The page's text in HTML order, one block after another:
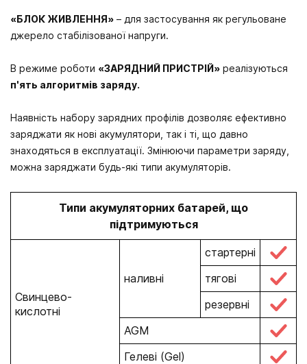
«БЛОК ЖИВЛЕННЯ» – для застосування як регульоване
джерело стабілізованої напруги.
В режиме роботи «ЗАРЯДНИЙ ПРИСТРІЙ» реалізуються
п'ять алгоритмів заряду.
Наявність набору зарядних профілів дозволяє ефективно
заряджати як нові акумулятори, так і ті, що давно
знаходяться в експлуатації. Змінюючи параметри заряду,
можна заряджати будь-які типи акумуляторів.
Типи акумуляторних батарей, що
підтримуються
Свинцево-
кислотні
наливні
стартерні
тягові
резервні
AGM
Гелеві (Gel)